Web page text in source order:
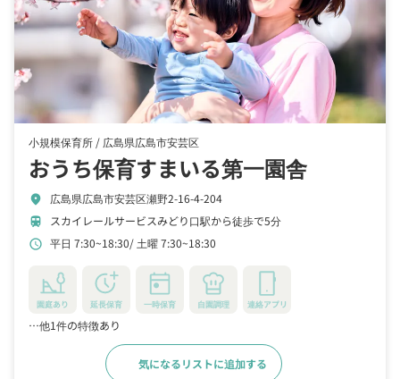
小規模保育所 / 広島県広島市安芸区
おうち保育すまいる第一園舎
location_on 広島県広島市安芸区瀬野2-16-4-204
train スカイレールサービスみどり口駅から徒歩で5分
schedule 平日 7:30~18:30 土曜 7:30~18:30
園庭あり 延長保育 一時保育 自園調理 連絡アプリ
…他1件の特徴あり
気になるリストに追加する